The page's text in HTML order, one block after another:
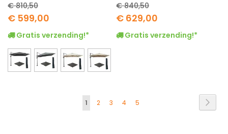
Special
Price
€ 599,00
€ 810,50
Gratis verzending!*
Special
Price
€ 629,00
€ 840,50
Gratis verzending!*
Pagina
U1 Pagina
2 Pagina
3 Pagina
4 Pagina
5